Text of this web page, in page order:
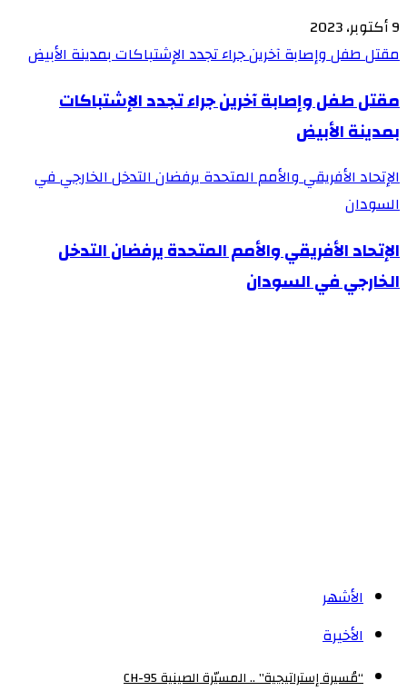
9 أكتوبر، 2023
مقتل طفل وإصابة آخرين جراء تجدد الإشتباكات بمدينة الأبيض
مقتل طفل وإصابة آخرين جراء تجدد الإشتباكات
بمدينة الأبيض
الإتحاد الأفريقي والأمم المتحدة يرفضان التدخل الخارجي في
السودان
الإتحاد الأفريقي والأمم المتحدة يرفضان التدخل
الخارجي في السودان
الأشهر
الأخيرة
“مُسيرة إستراتيجية” .. المسيّرة الصينية CH-95